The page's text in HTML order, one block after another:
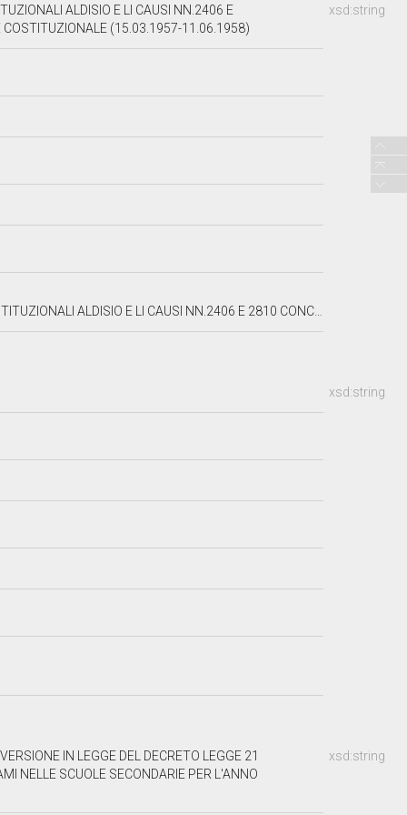
xsd:string
ALDISIO E LI CAUSI NN.2406 E
COSTITUZIONALE (15.03.1957-11.06.1958)
L'ALTA CORTE PER LA REGIONE SICILIANA E LA CORTE COSTITUZIONALE
xsd:string
xsd:string
IN LEGGE DEL DECRETO LEGGE 21
NELLE SCUOLE SECONDARIE PER L'ANNO